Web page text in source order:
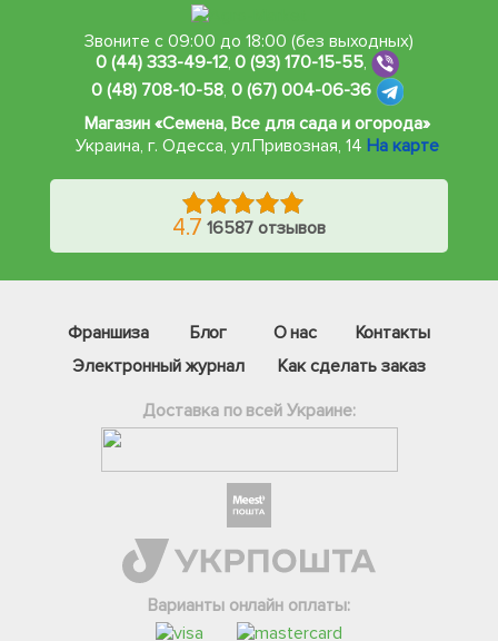
Звоните с 09:00 до 18:00 (без выходных)
0 (44) 333-49-12,0 (93) 170-15-55,
0 (48) 708-10-58, 0 (67) 004-06-36
Магазин «Семена, Все для сада и огорода»
Украина, г. Одесса, ул.Привозная, 14 На карте
4.7 16587 отзывов
Франшиза Блог О нас
Контакты
Электронный журнал
Как сделать заказ
Доставка по всей Украине:
Варианты онлайн оплаты:
Телеграм
Вайбер